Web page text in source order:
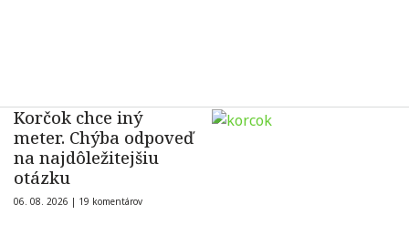
Korčok chce iný
meter. Chýba odpoveď
na najdôležitejšiu
otázku
06. 08. 2026 | 19 komentárov